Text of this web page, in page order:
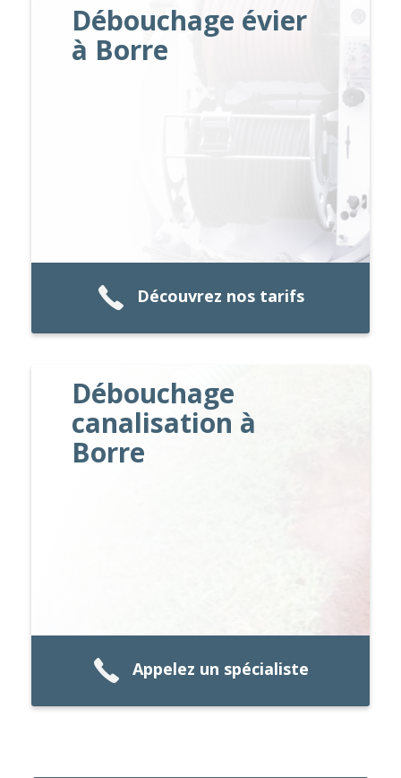
Débouchage évier
à Borre
Découvrez nos tarifs
Débouchage
canalisation à
Borre
Appelez un spécialiste